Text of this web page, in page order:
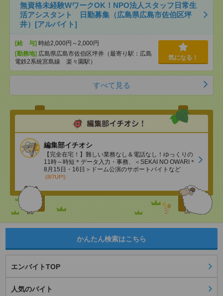
無資格未経験WワークOK！NPO法人スタッフ日常生
活アシスタント 日勤募集（広島県広島市佐伯区坪
井）[アルバイト]
[給 与] 時給2,000円～2,000円
[勤務地] 広島県広島市佐伯区坪井（最寄り駅：広島
電鉄2系統宮島線 楽々園駅）
気になる！
すべて見る
編集部イチオシ
【完全在宅！】難しい業務なし＆電話なし！ゆっくりの
11時～時短＊データ入力・事務、＜SEKAI NO OWARI＊
8月15日・16日＞ドーム公演のサポートバイトなど
(8/7UP!)
かんたん検索はこちら
エンバイトTOP
人気のバイト